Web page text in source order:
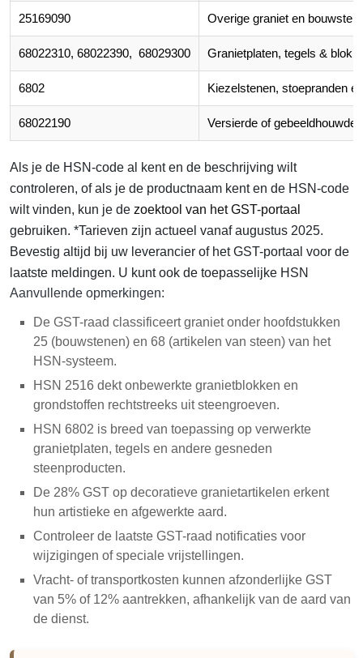
25169090 Overige graniet en
68022310, 68022390, 68029300 Granietplaten, tegels &
6802 Kiezelstenen, stoepranden
68022190 Versierde of gebeeldhouwde
Als je de HSN-code al kent en de beschrijving wilt
controleren, of als je de productnaam kent en de HSN-code
wilt vinden, kun je de zoektool van het GST-portaal
gebruiken. *Tarieven zijn actueel vanaf augustus 2025.
Bevestig altijd bij uw leverancier of het GST-portaal voor de
laatste meldingen. U kunt ook de toepasselijke HSN
Aanvullende opmerkingen:
De GST-raad classificeert graniet onder hoofdstukken
25 (bouwstenen) en 68 (artikelen van steen) van het
HSN-systeem.
HSN 2516 dekt onbewerkte granietblokken en
grondstoffen rechtstreeks uit steengroeven.
HSN 6802 is breed van toepassing op verwerkte
granietplaten, tegels en andere gesneden
steenproducten.
De 28% GST op decoratieve granietartikelen erkent
hun artistieke en afgewerkte aard.
Controleer de laatste GST-raad notificaties voor
wijzigingen of speciale vrijstellingen.
Vracht- of transportkosten kunnen afzonderlijke GST
van 5% of 12% aantrekken, afhankelijk van de aard van
de dienst.